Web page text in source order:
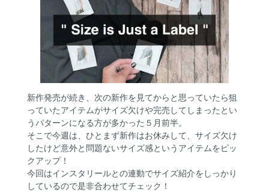
新作発売が続き、次の新作を見てからと思っていたら狙
っていたアイテムがサイズ欠けや完売してしまったとい
うパターンになる方が多かった５月前半。
そこで今週は、ひとまず新作はお休みして、サイズ欠け
したけど意外と問題ないサイズ感というアイテムをピッ
クアップ！
今回はインスタリールとの連動でサイズ紹介をしっかり
しているので是非合わせてチェック！